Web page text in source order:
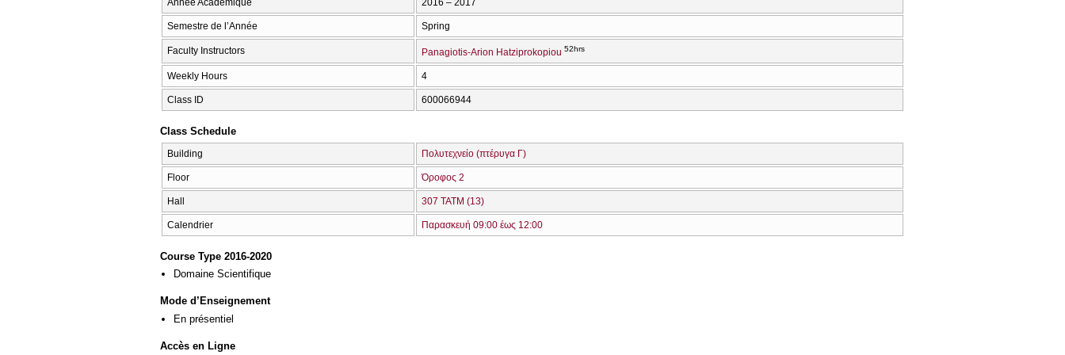
Année Académique 2016 – 2017
Semestre de l’Année Spring
Faculty Instructors Panagiotis-Arion Hatziprokopiou 52hrs
Weekly Hours 4
Class ID 600066944
Class Schedule
Building Πολυτεχνείο (πτέρυγα Γ)
Floor Όροφος 2
Hall 307 ΤΑΤΜ (13)
Calendrier Παρασκευή 09:00 έως 12:00
Course Type 2016-2020
Domaine Scientifique
Mode d’Enseignement
En présentiel
Accès en Ligne